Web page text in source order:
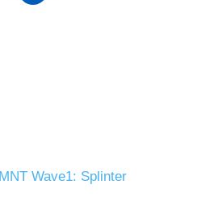
Wave1: Splinter